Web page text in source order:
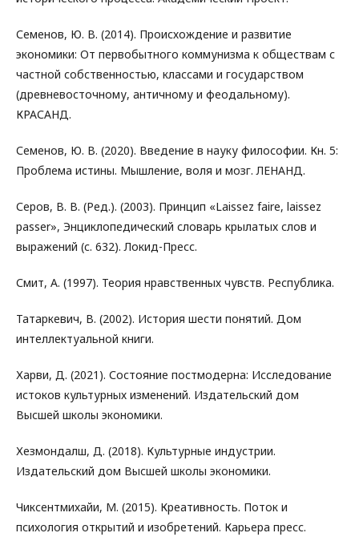
Семенов, Ю. В. (2014). Происхождение и развитие
экономики: От первобытного коммунизма к обществам с
частной собственностью, классами и государством
(древневосточному, античному и феодальному).
КРАСАНД.
Семенов, Ю. В. (2020). Введение в науку философии. Кн. 5:
Проблема истины. Мышление, воля и мозг. ЛЕНАНД.
Серов, В. В. (Ред.). (2003). Принцип «Laissez faire, laissez
passer», Энциклопедический словарь крылатых слов и
выражений (c. 632). Локид-Пресс.
Смит, А. (1997). Теория нравственных чувств. Республика.
Татаркевич, В. (2002). История шести понятий. Дом
интеллектуальной книги.
Харви, Д. (2021). Состояние постмодерна: Исследование
истоков культурных изменений. Издательский дом
Высшей школы экономики.
Хезмондалш, Д. (2018). Культурные индустрии.
Издательский дом Высшей школы экономики.
Чиксентмихайи, М. (2015). Креативность. Поток и
психология открытий и изобретений. Карьера пресс.